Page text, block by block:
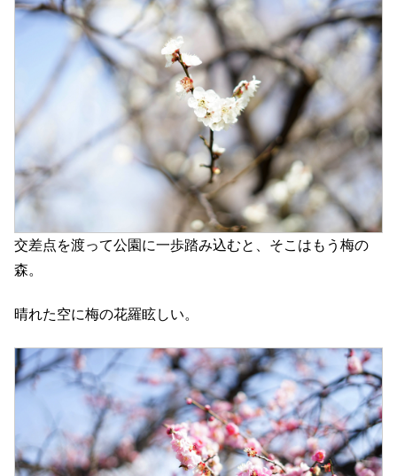
交差点を渡って公園に一歩踏み込むと、そこはもう梅の
森。
晴れた空に梅の花羅眩しい。